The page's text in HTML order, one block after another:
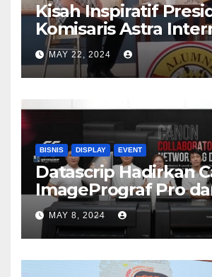
Kisah Inspiratif
Komisaris Astra
MAY 22, 2024
BISNIS DISPLAY EVENT
Datascrip Hadirkan
ImagePrograf Pro
Series
MAY 8, 2024